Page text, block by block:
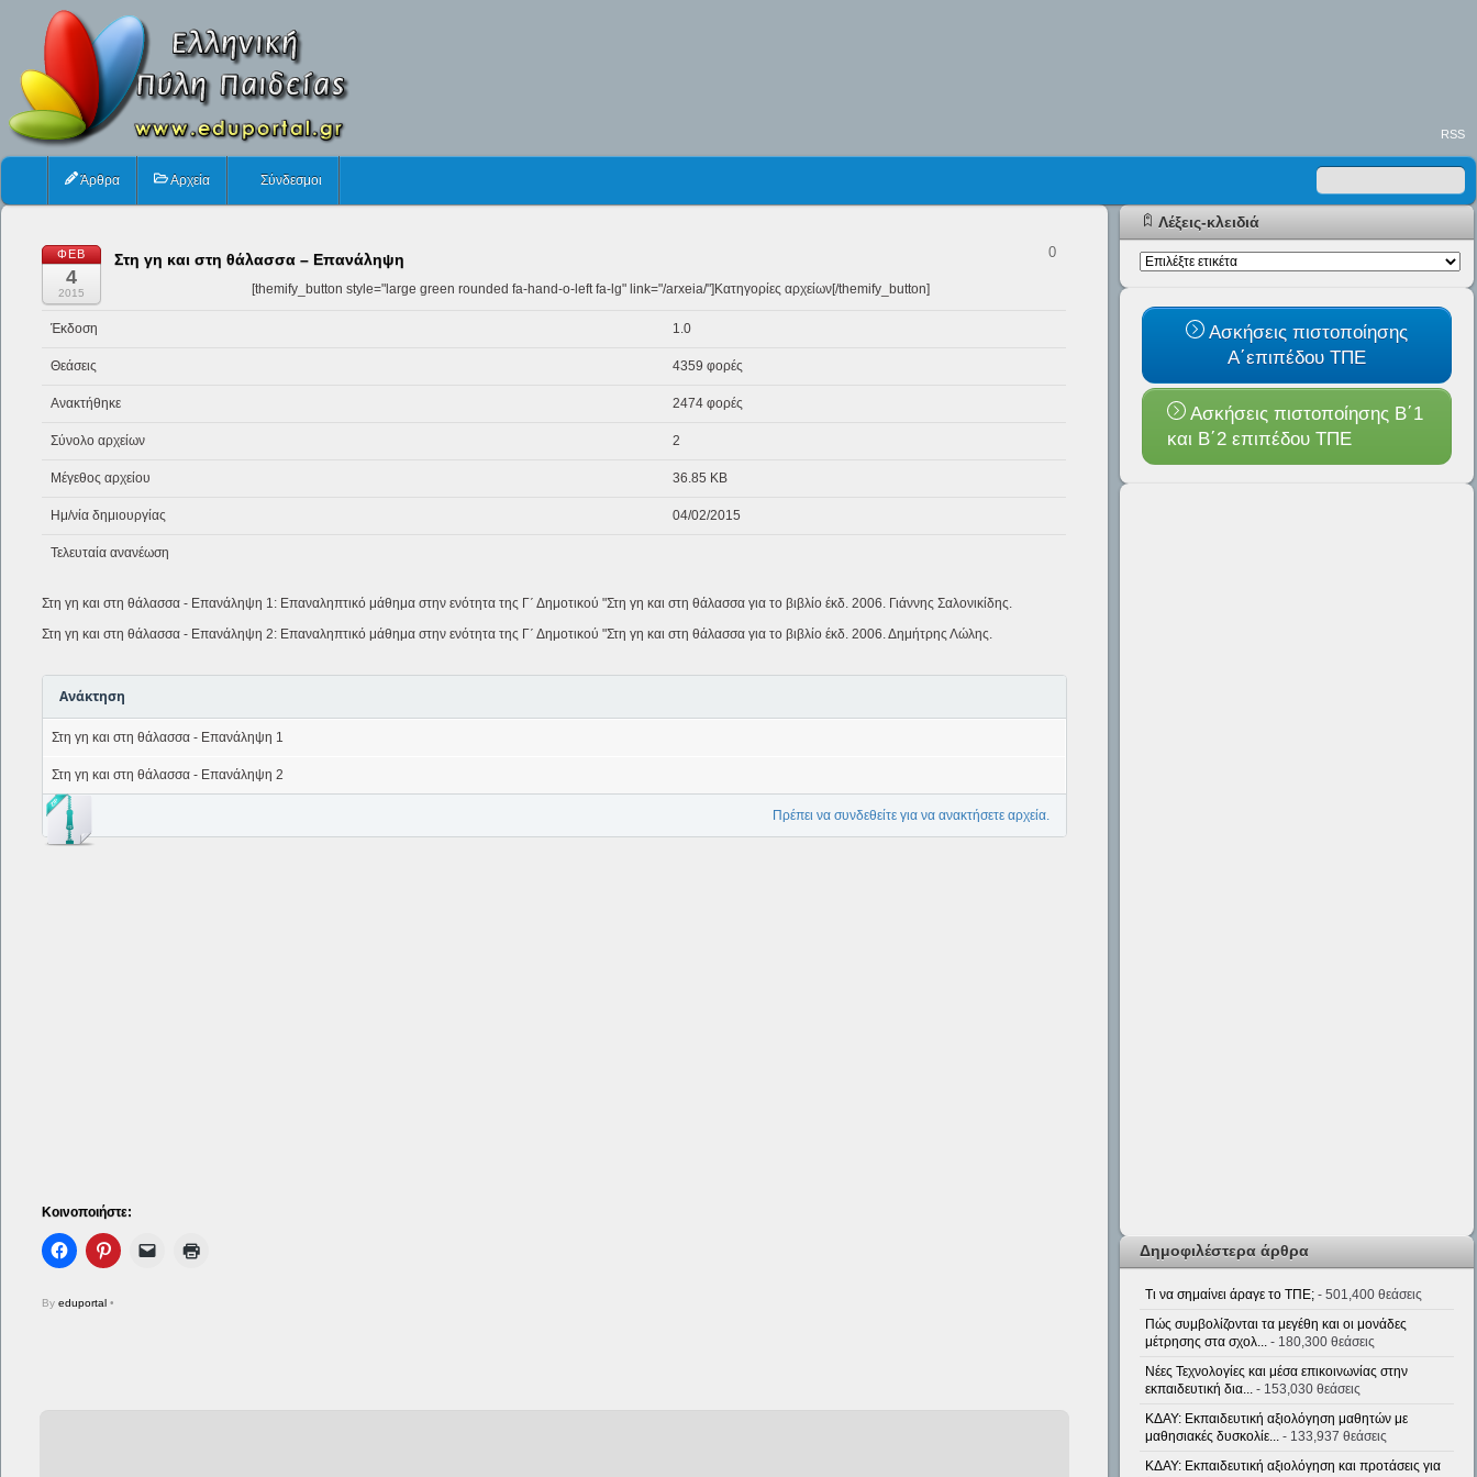
RSS
Άρθρα Αρχεία Σύνδεσμοι
ΦΕΒ
4
2015
Στη γη και στη θάλασσα – Επανάληψη
[themify_button style="large green rounded fa-hand-o-left fa-lg" link="/arxeia/"]Κατηγορίες αρχείων[/themify_button]
Έκδοση 1.0
Θεάσεις 4359 φορές
Ανακτήθηκε 2474 φορές
Σύνολο αρχείων 2
Μέγεθος αρχείου 36.85 KB
Ημ/νία δημιουργίας 04/02/2015
Τελευταία ανανέωση
Στη γη και στη θάλασσα - Επανάληψη 1: Επαναληπτικό μάθημα στην ενότητα της Γ΄ Δημοτικού "Στη γη και στη θάλασσα για το βιβλίο έκδ. 2006. Γιάννης Σαλονικίδης.
Στη γη και στη θάλασσα - Επανάληψη 2: Επαναληπτικό μάθημα στην ενότητα της Γ΄ Δημοτικού "Στη γη και στη θάλασσα για το βιβλίο έκδ. 2006. Δημήτρης Λώλης.
Ανάκτηση
Στη γη και στη θάλασσα - Επανάληψη 1
Στη γη και στη θάλασσα - Επανάληψη 2
Πρέπει να συνδεθείτε για να ανακτήσετε αρχεία.
Κοινοποιήστε:
By eduportal •
0
Λέξεις-κλειδιά
Ασκήσεις πιστοποίησης
Α΄επιπέδου ΤΠΕ
Ασκήσεις πιστοποίησης Β΄1
και B΄2 επιπέδου ΤΠΕ
Δημοφιλέστερα άρθρα
Τι να σημαίνει άραγε το ΤΠΕ;- 501,400 θεάσεις
Πώς συμβολίζονται τα μεγέθη και οι μονάδες
μέτρησης στα σχολ...- 180,300 θεάσεις
Νέες Τεχνολογίες και μέσα επικοινωνίας στην
εκπαιδευτική δια...- 153,030 θεάσεις
ΚΔΑΥ: Εκπαιδευτική αξιολόγηση μαθητών με
μαθησιακές δυσκολίε...- 133,937 θεάσεις
ΚΔΑΥ: Εκπαιδευτική αξιολόγηση και προτάσεις για